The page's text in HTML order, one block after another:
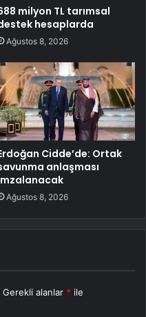
milyon TL tarımsal
hesaplarda
Ağustos 8, 2026
Cidde’de: Ortak
anlaşması
Ağustos 8, 2026
Gerekli alanlar * ile